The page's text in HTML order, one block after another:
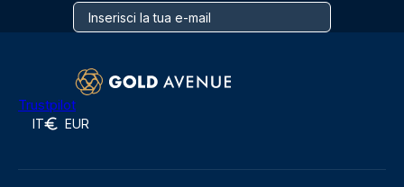
Trustpilot
IT EUR